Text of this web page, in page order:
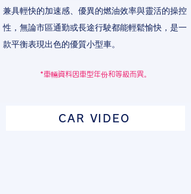
兼具輕快的加速感、優異的燃油效率與靈活的操控
性，無論市區通勤或長途行駛都能輕鬆愉快，是一
款平衡表現出色的優質小型車。
*車輛資料因車型年份和等級而異。
CAR VIDEO